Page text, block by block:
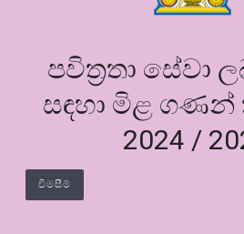
පවිත්‍රතා සේවා
සඳහා මිළ ගණන්
2024 /
විමසීම්